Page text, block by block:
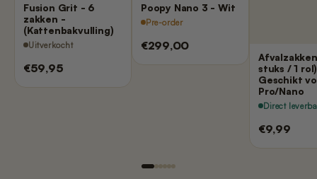
Fusion Grit - 6
zakken -
(Kattenbakvulling)
Uitverkocht
€59,95
Poopy Nano 3 - Wit
Pre-order
€299,00
stuks / 1
Geschikt
Pro/Nano
Direct
€9,99